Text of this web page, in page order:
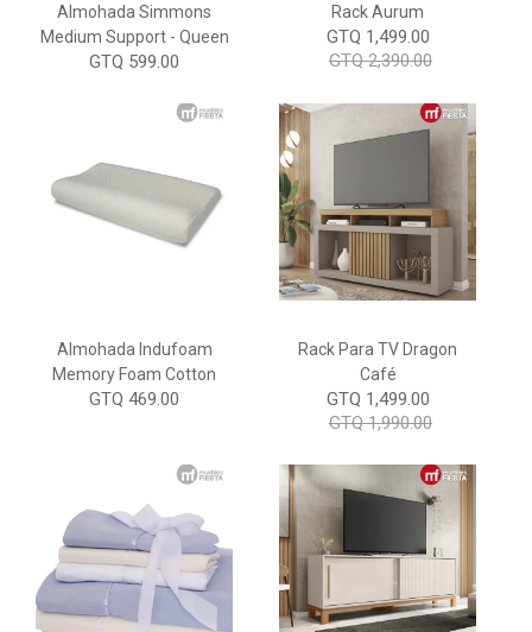
Almohada Simmons
Medium Support - Queen
GTQ 599.00
Rack Aurum
GTQ 1,499.00
GTQ 2,390.00
Almohada Indufoam
Memory Foam Cotton
GTQ 469.00
Rack Para TV Dragon
Café
GTQ 1,499.00
GTQ 1,990.00